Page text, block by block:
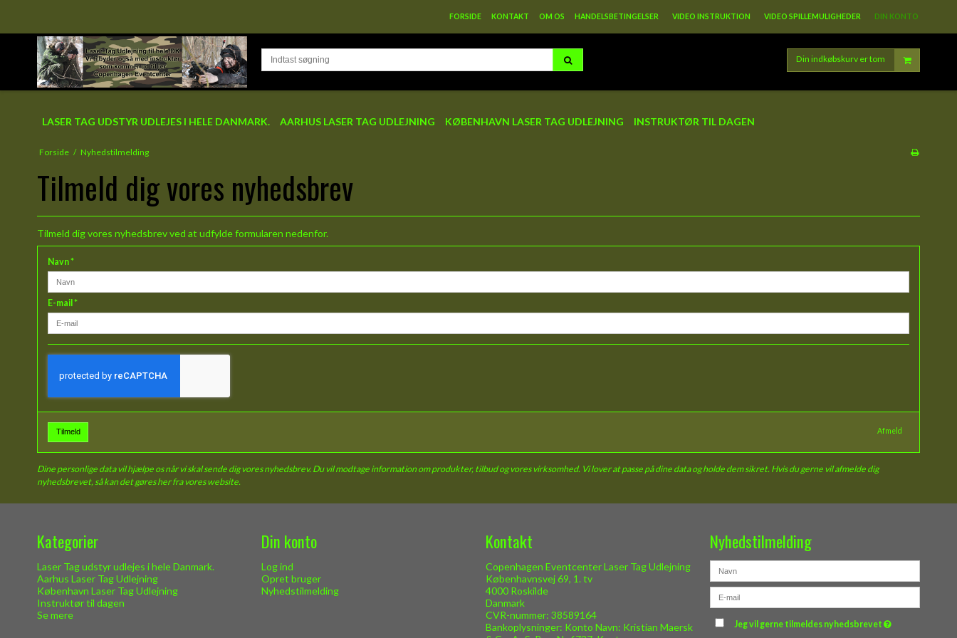
FORSIDE KONTAKT OM OS HANDELSBETINGELSER VIDEO INSTRUKTION VIDEO SPILLEMULIGHEDER DIN KONTO
Din indkøbskurv er tom
LASER TAG UDSTYR UDLEJES I HELE DANMARK. AARHUS LASER TAG UDLEJNING KØBENHAVN LASER TAG UDLEJNING INSTRUKTØR TIL DAGEN
Forside / Nyhedstilmelding
Tilmeld dig vores nyhedsbrev
Tilmeld dig vores nyhedsbrev ved at udfylde formularen nedenfor.
Navn*
E-mail *
Tilmeld Afmeld
Dine personlige data vil hjælpe os når vi skal sende dig vores nyhedsbrev. Du vil modtage information om produkter, tilbud og vores virksomhed. Vi lover at passe på dine data og holde dem sikret. Hvis du gerne vil afmelde dig
nyhedsbrevet, så kan det gøres her fra vores website.
Kategorier
Laser Tag udstyr udlejes i hele Danmark.
Aarhus Laser Tag Udlejning
København Laser Tag Udlejning
Instruktør til dagen
Se mere
Din konto
Log ind
Opret bruger
Nyhedstilmelding
Kontakt
Copenhagen Eventcenter Laser Tag Udlejning
Københavnsvej 69, 1. tv
4000 Roskilde
Danmark
CVR-nummer: 38589164
Bankoplysninger: Konto Navn: Kristian Maersk
Nyhedstilmelding
Jeg vil gerne tilmeldes nyhedsbrevet